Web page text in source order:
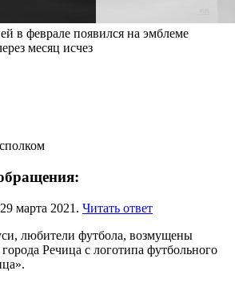
в феврале появился на эмблеме
месяц исчез
марта 2021. Читать ответ
любители футбола, возмущены
Речица с логотипа футбольного